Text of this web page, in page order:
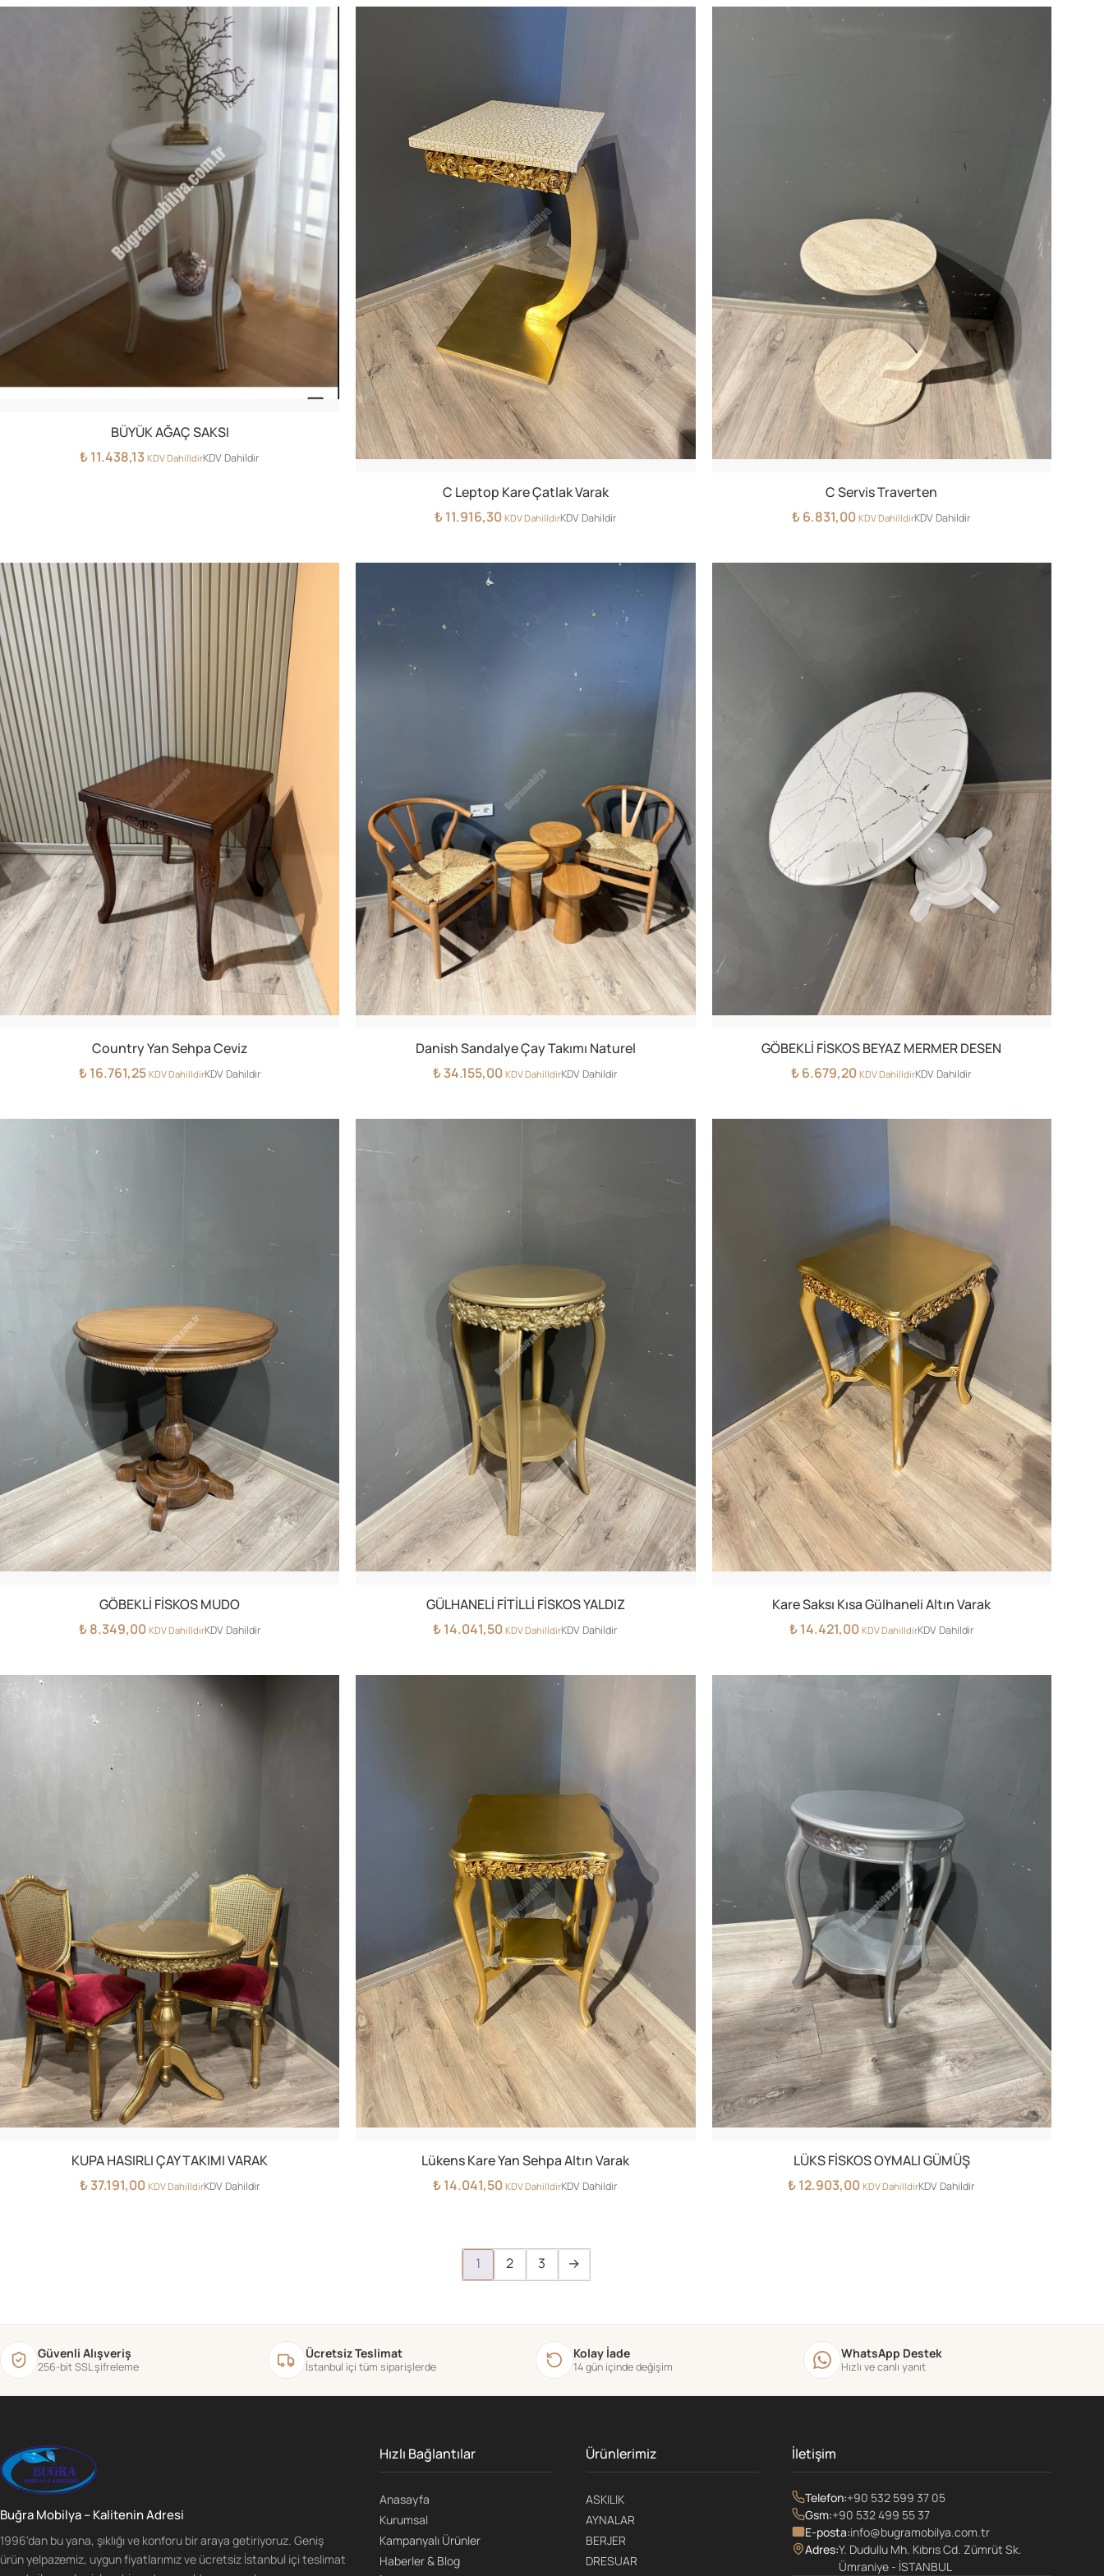
Beni hatırla
Giriş Yap
Parolanızı mı unuttunuz?
Hesap Oluştur
BÜYÜK AĞAÇ SAKSI
₺11.438,13 KDV DahilldirKDV Dahildir
C Leptop Kare Çatlak Varak
₺11.916,30 KDV DahilldirKDV Dahildir
C Servis Traverten
₺6.831,00 KDV DahilldirKDV Dahildir
Country Yan Sehpa Ceviz
₺16.761,25 KDV DahilldirKDV Dahildir
Danish Sandalye Çay Takımı Naturel
₺34.155,00 KDV DahilldirKDV Dahildir
GÖBEKLİ FİSKOS BEYAZ MERMER DESEN
₺6.679,20 KDV DahilldirKDV Dahildir
GÖBEKLİ FİSKOS MUDO
₺8.349,00 KDV DahilldirKDV Dahildir
GÜLHANELİ FİTİLLİ FİSKOS YALDIZ
₺14.041,50 KDV DahilldirKDV Dahildir
Kare Saksı Kısa Gülhaneli Altın Varak
₺14.421,00 KDV DahilldirKDV Dahildir
KUPA HASIRLI ÇAY TAKIMI VARAK
₺37.191,00 KDV DahilldirKDV Dahildir
Lükens Kare Yan Sehpa Altın Varak
₺14.041,50 KDV DahilldirKDV Dahildir
LÜKS FİSKOS OYMALI GÜMÜŞ
₺12.903,00 KDV DahilldirKDV Dahildir
1 2 3 →
Güvenli Alışveriş
256-bit SSL şifreleme
Ücretsiz Teslimat
İstanbul içi tüm siparişlerde
Kolay İade
14 gün içinde değişim
WhatsApp Destek
Hızlı ve canlı yanıt
Buğra Mobilya – Kalitenin Adresi
1996'dan bu yana, şıklığı ve konforu bir araya getiriyoruz. Geniş
ürün yelpazemiz, uygun fiyatlarımız ve ücretsiz İstanbul içi teslimat
Hızlı Bağlantılar
Anasayfa
Kurumsal
Kampanyalı Ürünler
Haberler & Blog
Ürünlerimiz
ASKILIK
AYNALAR
BERJER
DRESUAR
İletişim
Telefon:+90 532 599 37 05
Gsm:+90 532 499 55 37
E-posta:info@bugramobilya.com.tr
Adres:Y. Dudullu Mh. Kıbrıs Cd. Zümrüt Sk.
Ümraniye - İSTANBUL